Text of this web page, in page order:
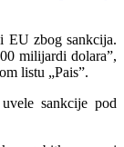
EU zbog sankcija.
milijardi dolara”,
listu „Pais”.
sankcije pod